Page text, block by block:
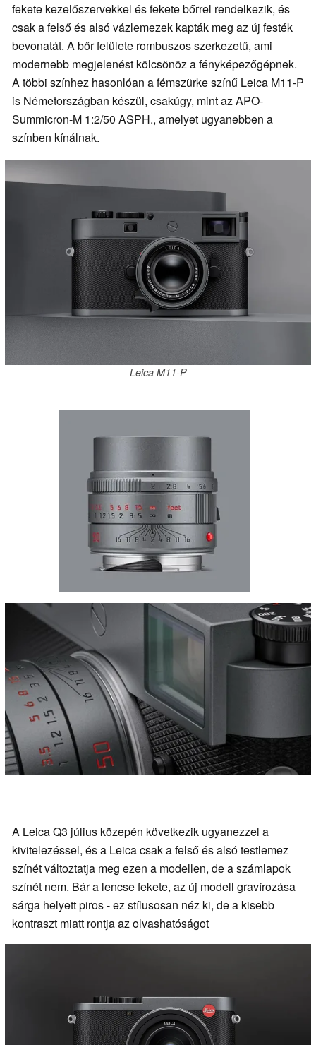
fekete kezelőszervekkel és fekete bőrrel rendelkezik, és
csak a felső és alsó vázlemezek kapták meg az új festék
bevonatát. A bőr felülete rombuszos szerkezetű, ami
modernebb megjelenést kölcsönöz a fényképezőgépnek.
A többi színhez hasonlóan a fémszürke színű Leica M11-P
is Németországban készül, csakúgy, mint az APO-
Summicron-M 1:2/50 ASPH., amelyet ugyanebben a
színben kínálnak.
Leica M11-P
A Leica Q3 július közepén következik ugyanezzel a
kivitelezéssel, és a Leica csak a felső és alsó testlemez
színét változtatja meg ezen a modellen, de a számlapok
színét nem. Bár a lencse fekete, az új modell gravírozása
sárga helyett piros - ez stílusosan néz ki, de a kisebb
kontraszt miatt rontja az olvashatóságot